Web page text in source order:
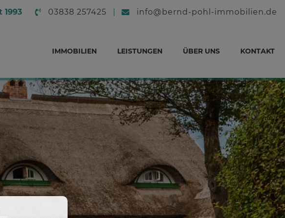
03838 257425 info@bernd-pohl-immobilien.de
IMMOBILIEN LEISTUNGEN ÜBER UNS KONTAKT
Consent Manager